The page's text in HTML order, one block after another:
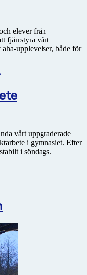
elever från
fjärrstyra vårt
upplevelser, både för
vårt uppgraderade
i gymnasiet. Efter
i söndags.